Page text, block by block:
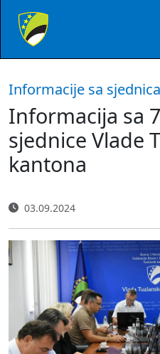
Informacije sa sjednica
Informacija sa
sjednice Vlade
kantona
03.09.2024